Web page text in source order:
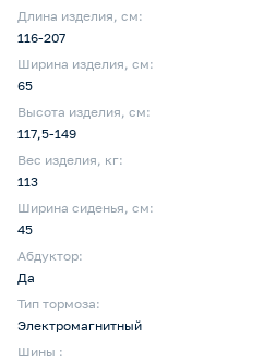
Длина изделия, см:
116-207
Ширина изделия, см:
65
Высота изделия, см:
117,5-149
Вес изделия, кг:
113
Ширина сиденья, см:
45
Абдуктор:
Да
Тип тормоза:
Электромагнитный
Шины :